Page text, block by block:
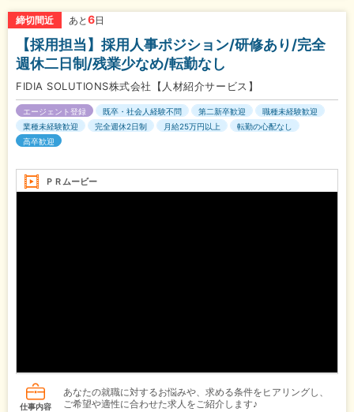
締切間近 あと 6日
【採用担当】採用人事ポジション/研修あり/完全
週休二日制/残業少なめ/転勤なし
FIDIA SOLUTIONS株式会社【人材紹介サービス】
エージェント登録 既卒・社会人経験不問 第二新卒歓迎
職種未経験歓迎
業種未経験歓迎
完全週休2日制 月給25万円以上
転勤の心配なし
高卒歓迎
ＰＲムービー
仕事内容
あなたの就職に対するお悩みや、求める条件をヒアリングし、
ご希望や適性に合わせた求人をご紹介します♪